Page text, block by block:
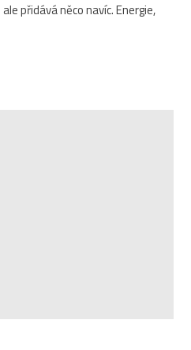
přidává něco navíc. Energie,